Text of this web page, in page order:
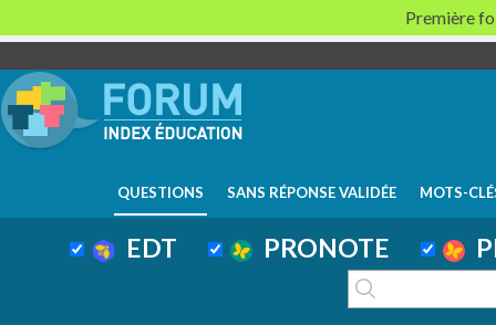
QUESTIONS SANS RÉPONSE VALIDÉE MOTS-
EDT PRONOTE
Première